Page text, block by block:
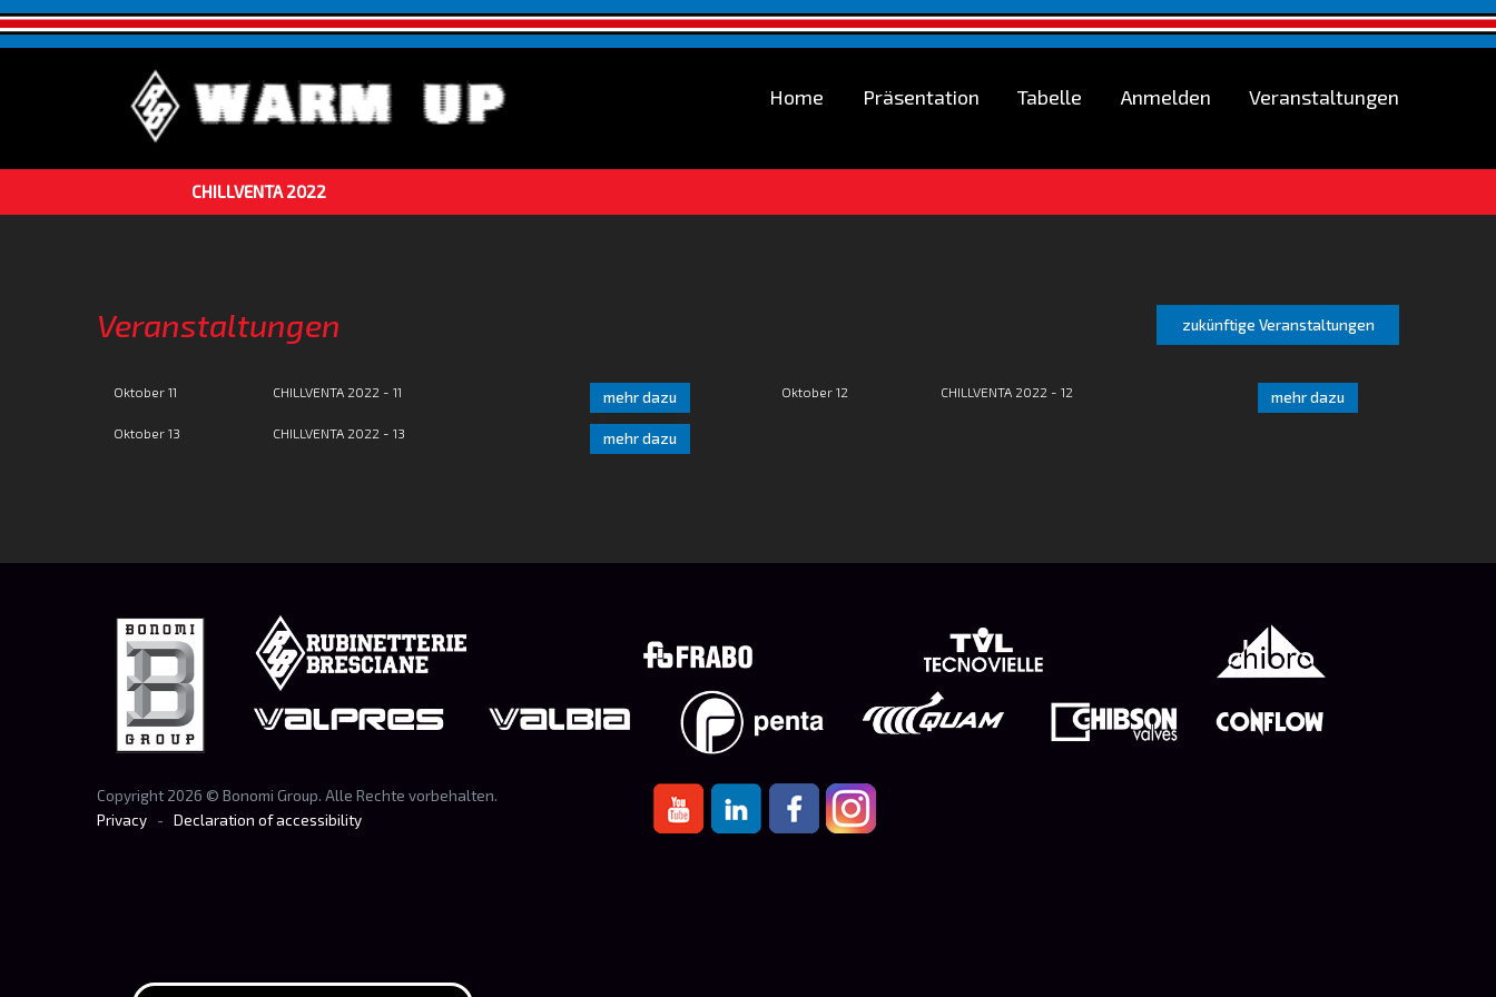
Home Präsentation Tabelle Anmelden Veranstaltungen
CHILLVENTA 2022
Veranstaltungen zukünftige Veranstaltungen
Oktober 11 CHILLVENTA 2022 - 11 mehr dazu Oktober 12 CHILLVENTA 2022 - 12 mehr dazu
Oktober 13 CHILLVENTA 2022 - 13 mehr dazu
Copyright 2026 © Bonomi Group. Alle Rechte vorbehalten.
Privacy - Declaration of accessibility